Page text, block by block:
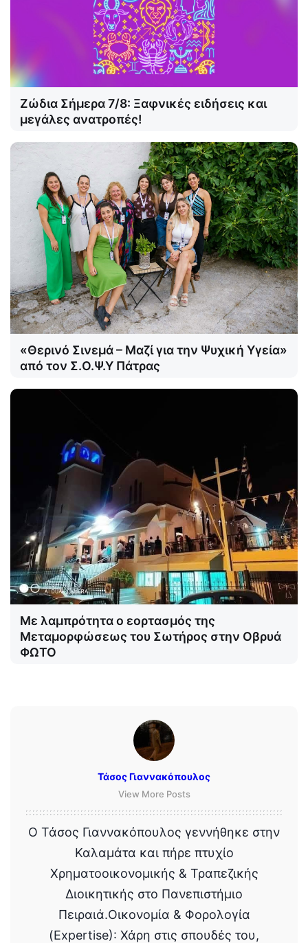
Ζώδια Σήμερα 7/8: Ξαφνικές ειδήσεις και
μεγάλες ανατροπές!
«Θερινό Σινεμά – Μαζί για την Ψυχική Υγεία»
από τον Σ.Ο.Ψ.Υ Πάτρας
Με λαμπρότητα ο εορτασμός της
Μεταμορφώσεως του Σωτήρος στην Οβρυά
ΦΩΤΟ
Τάσος Γιαννακόπουλος
View More Posts
Ο Τάσος Γιαννακόπουλος γεννήθηκε στην
Καλαμάτα και πήρε πτυχίο
Χρηματοοικονομικής & Τραπεζικής
Διοικητικής στο Πανεπιστήμιο
Πειραιά.Οικονομία & Φορολογία
(Expertise): Χάρη στις σπουδές του,